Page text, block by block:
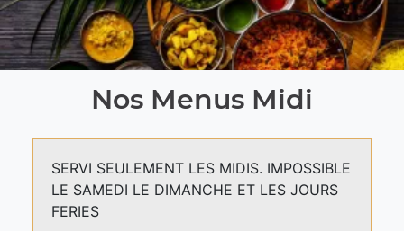
Nos Menus Midi
SERVI SEULEMENT LES MIDIS. IMPOSSIBLE
LE SAMEDI LE DIMANCHE ET LES JOURS
FERIES